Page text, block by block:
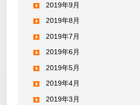
2019年9月
2019年8月
2019年7月
2019年6月
2019年5月
2019年4月
2019年3月